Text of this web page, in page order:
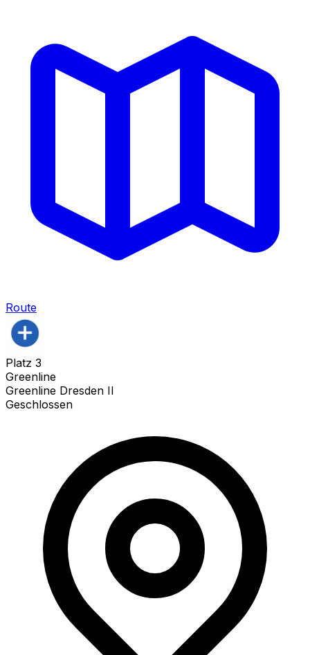
Route
Platz 3
Greenline
Greenline Dresden II
Geschlossen